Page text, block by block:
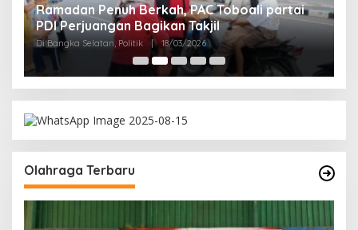
Ramadan Penuh Berkah, PAC Toboali partai
PDI Perjuangan Bagikan Takjil
Di Bangka Selatan, Politik | 18/03/2026
Olahraga Terbaru